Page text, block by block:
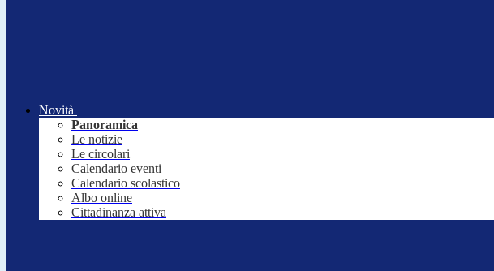
Novità
Panoramica
Le notizie
Le circolari
Calendario eventi
Calendario scolastico
Albo online
Cittadinanza attiva